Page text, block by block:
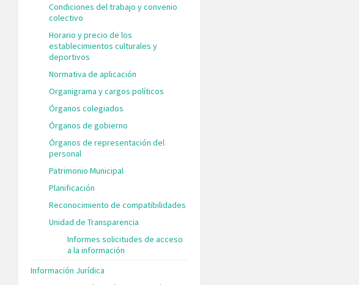
Condiciones del trabajo y convenio
colectivo
Horario y precio de los
establecimientos culturales y
deportivos
Normativa de aplicación
Organigrama y cargos políticos
Órganos colegiados
Órganos de gobierno
Órganos de representación del
personal
Patrimonio Municipal
Planificación
Reconocimiento de compatibilidades
Unidad de Transparencia
Informes solicitudes de acceso
a la información
Información Jurídica